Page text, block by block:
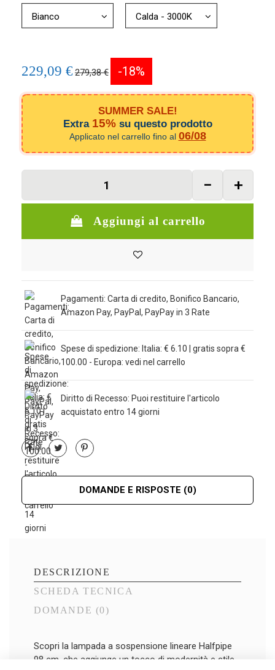
229,09 €279,38 € -18%
SUMMER SALE!
Extra 15%su questo prodotto
Applicato nel carrello fino al 06/08
Aggiungi al carrello
Pagamenti: Carta di credito, Bonifico Bancario,
Amazon Pay, PayPal, PayPay in 3 Rate
Spese di spedizione: Italia: € 6.10 | gratis sopra €
100.00 - Europa: vedi nel carrello
Diritto di Recesso: Puoi restituire l'articolo
acquistato entro 14 giorni
DOMANDE E RISPOSTE (0)
DESCRIZIONE
SCHEDA TECNICA
DOMANDE (0)
Scopri la lampada a sospensione lineare Halfpipe
98 cm, che aggiunge un tocco di modernità e stile